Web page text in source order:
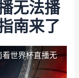
无法播
南来了
看世界杯直播无